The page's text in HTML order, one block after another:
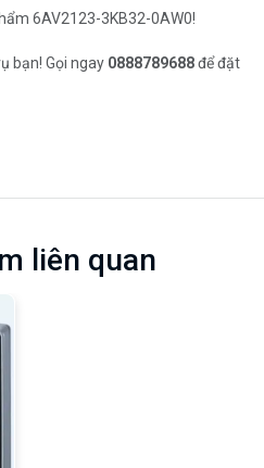
6AV2123-3KB32-0AW0!
bạn! Gọi ngay 0888789688để đặt
liên quan